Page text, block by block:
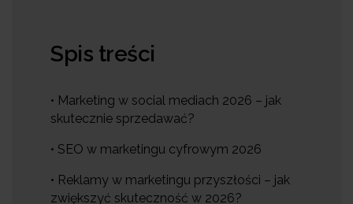
Spis treści
• Marketing w social mediach 2026 – jak
skutecznie sprzedawać?
• SEO w marketingu cyfrowym 2026
• Reklamy w marketingu przyszłości – jak
zwiększyć skuteczność w 2026?